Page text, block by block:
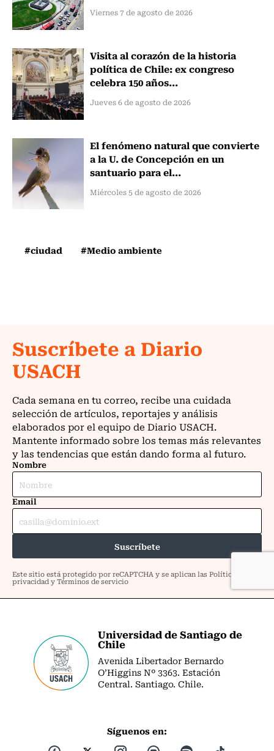
Viernes 7 de agosto de 2026
Visita al corazón de la historia
política de Chile: ex congreso
celebra 150 años...
Jueves 6 de agosto de 2026
El fenómeno natural que convierte
a la U. de Concepción en un
santuario para el...
Miércoles 5 de agosto de 2026
#ciudad #Medio ambiente
Universidad de Santiago de
Chile
Avenida Libertador Bernardo
O’Higgins Nº 3363. Estación
Central. Santiago. Chile.
Síguenos en: